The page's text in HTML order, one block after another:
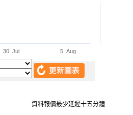
資料報價最少延遲十五分鐘